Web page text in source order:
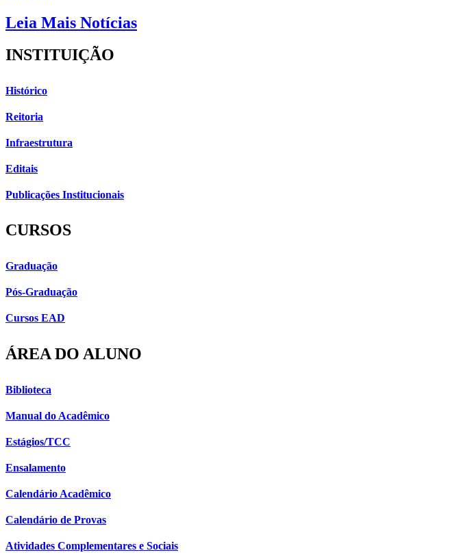
Leia Mais Notícias
INSTITUIÇÃO
Histórico
Reitoria
Infraestrutura
Editais
Publicações Institucionais
CURSOS
Graduação
Pós-Graduação
Cursos EAD
ÁREA DO ALUNO
Biblioteca
Manual do Acadêmico
Estágios/TCC
Ensalamento
Calendário Acadêmico
Calendário de Provas
Atividades Complementares e Sociais